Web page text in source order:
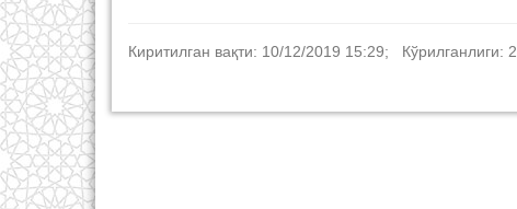
Киритилган вақти: 10/12/2019 15:29; Кўрилганлиги: